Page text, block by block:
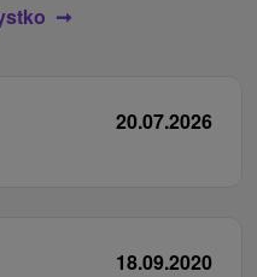
20.07.2026
18.09.2020